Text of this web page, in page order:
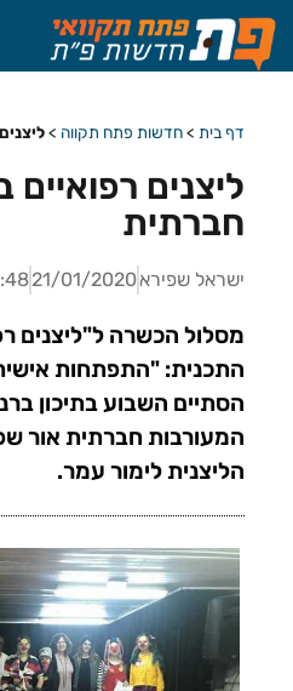
דף בית >חדשות פתח תקווה >
ליצנים
חברתית
ישראל שפירא 21/01/2020
מסלול הכשרה ל"ליצנים
התכנית: "התפתחות
הסתיים השבוע בתיכון
המעורבות חברתית אור
הליצנית לימור עמר.